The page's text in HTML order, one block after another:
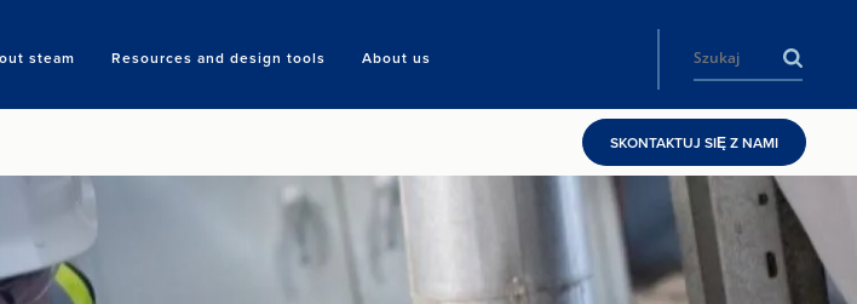
steam Resources and design tools About us
Search
SKONTAKTUJ SIĘ Z NAMI